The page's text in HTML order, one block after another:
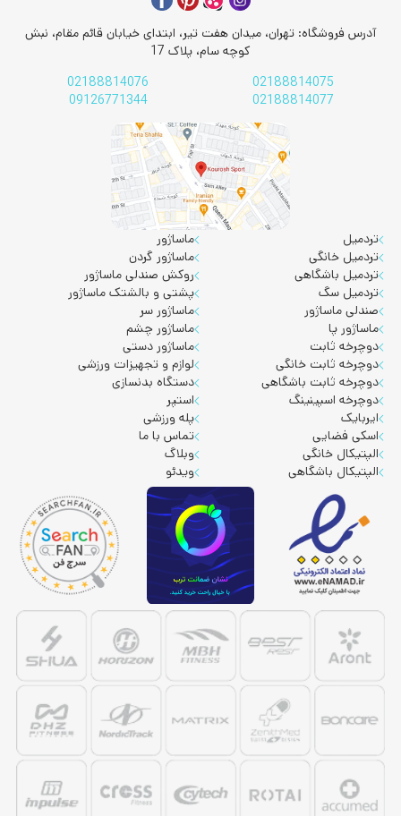
آدرس فروشگاه: تهران، میدان هفت تیر، ابتدای خیابان قائم مقام، نبش
کوچه سام، پلاک 17
02188814075
02188814076
02188814077
09126771344
تردمیل
تردمیل خانگی
تردمیل باشگاهی
تردمیل سگ
صندلی ماساژور
ماساژور پا
دوچرخه ثابت
دوچرخه ثابت خانگی
دوچرخه ثابت باشگاهی
دوچرخه اسپینینگ
ایربایک
اسکی فضایی
الپتیکال خانگی
الپتیکال باشگاهی
ماساژور
ماساژور گردن
روکش صندلی ماساژور
پشتی و بالشتک ماساژور
ماساژور سر
ماساژور چشم
ماساژور دستی
لوازم و تجهیزات ورزشی
دستگاه بدنسازی
استپر
پله ورزشی
تماس با ما
وبلاگ
ویدئو